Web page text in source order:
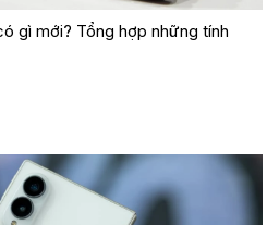
gì mới? Tổng hợp những tính